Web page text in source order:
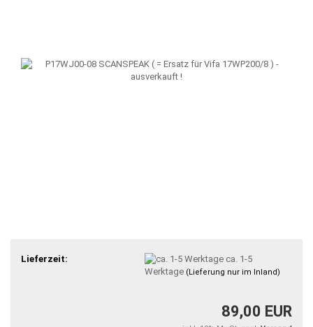
Lieferzeit:
ca. 1-5
Werktage (Lieferung nur im Inland)
89,00 EUR